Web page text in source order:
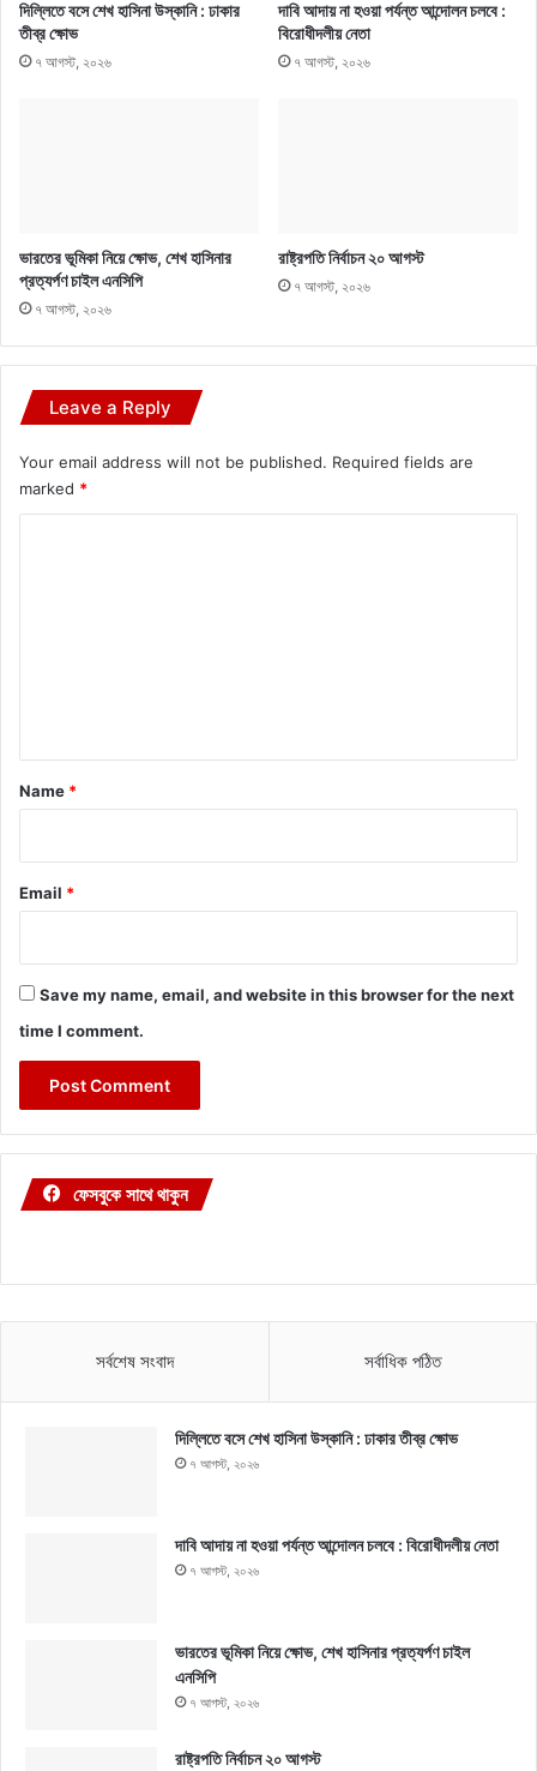
দিল্লিতে বসে শেখ হাসিনা উস্কানি : ঢাকার
তীব্র ক্ষোভ
৭ আগস্ট, ২০২৬
দাবি আদায় না হওয়া পর্যন্ত আন্দোলন চলবে :
বিরোধীদলীয় নেতা
৭ আগস্ট, ২০২৬
ভারতের ভূমিকা নিয়ে ক্ষোভ, শেখ হাসিনার
প্রত্যর্পণ চাইল এনসিপি
৭ আগস্ট, ২০২৬
রাষ্ট্রপতি নির্বাচন ২০ আগস্ট
৭ আগস্ট, ২০২৬
Leave a Reply
Your email address will not be published. Required fields are
marked *
*
Name *
Email *
Save my name, email, and website in this browser for the next
time I comment.
ফেসবুকে সাথে থাকুন
সর্বশেষ সংবাদ সর্বাধিক পঠিত
দিল্লিতে বসে শেখ হাসিনা উস্কানি : ঢাকার তীব্র ক্ষোভ
৭ আগস্ট, ২০২৬
দাবি আদায় না হওয়া পর্যন্ত আন্দোলন চলবে : বিরোধীদলীয় নেতা
৭ আগস্ট, ২০২৬
ভারতের ভূমিকা নিয়ে ক্ষোভ, শেখ হাসিনার প্রত্যর্পণ চাইল
এনসিপি
৭ আগস্ট, ২০২৬
রাষ্ট্রপতি নির্বাচন ২০ আগস্ট